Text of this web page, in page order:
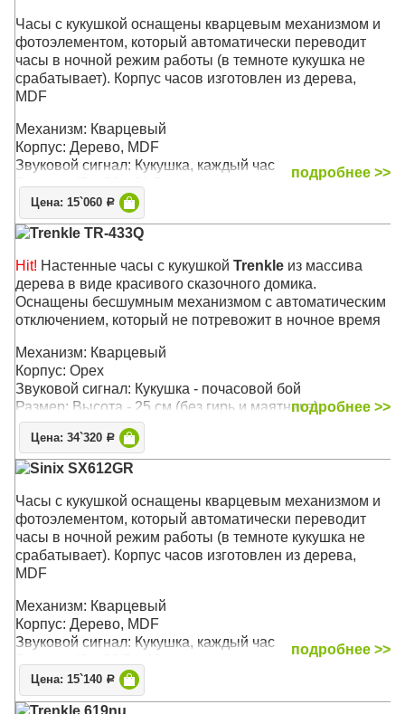
Часы с кукушкой оснащены кварцевым механизмом и
фотоэлементом, который автоматически переводит
часы в ночной режим работы (в темноте кукушка не
срабатывает). Корпус часов изготовлен из дерева,
MDF
Механизм: Кварцевый
Корпус: Дерево, MDF
Звуковой сигнал: Кукушка, каждый час
Размер: 45 x 36 x 21,5 см
подробнее >>
Цена: 15`060 Р
Trenkle TR-433Q
Hit! Настенные часы с кукушкой Trenkle из массива
дерева в виде красивого сказочного домика.
Оснащены бесшумным механизмом с автоматическим
отключением, который не потревожит в ночное время
Механизм: Кварцевый
Корпус: Орех
Звуковой сигнал: Кукушка - почасовой бой
Размер: Высота - 25 см (без гирь и маятника)подробнее >>
Цена: 34`320 Р
Sinix SX612GR
Часы с кукушкой оснащены кварцевым механизмом и
фотоэлементом, который автоматически переводит
часы в ночной режим работы (в темноте кукушка не
срабатывает). Корпус часов изготовлен из дерева,
MDF
Механизм: Кварцевый
Корпус: Дерево, MDF
Звуковой сигнал: Кукушка, каждый час
подробнее >>
Цена: 15`140 Р
Trenkle 619nu